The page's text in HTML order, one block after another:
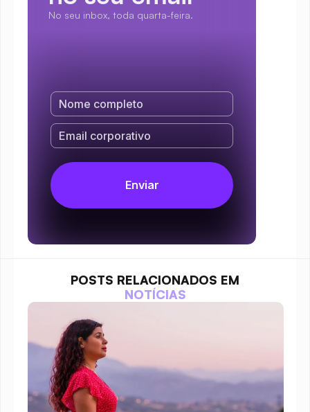
No seu inbox, toda quarta-feira.
POSTS RELACIONADOS EM
NOTÍCIAS